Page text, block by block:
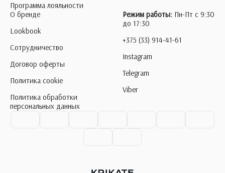
Программа лояльности
О бренде
Lookbook
Сотрудничество
Договор оферты
Политика cookie
Политика обработки
персональных данных
Режим работы: Пн-Пт с 9:30
до 17:30
+375 (33) 914-41-61
Instagram
Telegram
Viber